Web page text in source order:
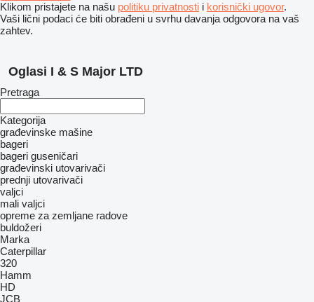
Klikom pristajete na našu politiku privatnosti i korisnički ugovor.
Vaši lični podaci će biti obrađeni u svrhu davanja odgovora na vaš
zahtev.
Oglasi I & S Major LTD
Pretraga
Kategorija
građevinske mašine
bageri
bageri guseničari
građevinski utovarivači
prednji utovarivači
valjci
mali valjci
opreme za zemljane radove
buldožeri
Marka
Caterpillar
320
Hamm
HD
JCB